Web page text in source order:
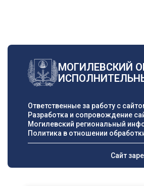
МОГИЛЕВСКИЙ
Ответственные за работу с
Разработка и сопровождение
Могилевский региональный
Политика в отношении
Сайт